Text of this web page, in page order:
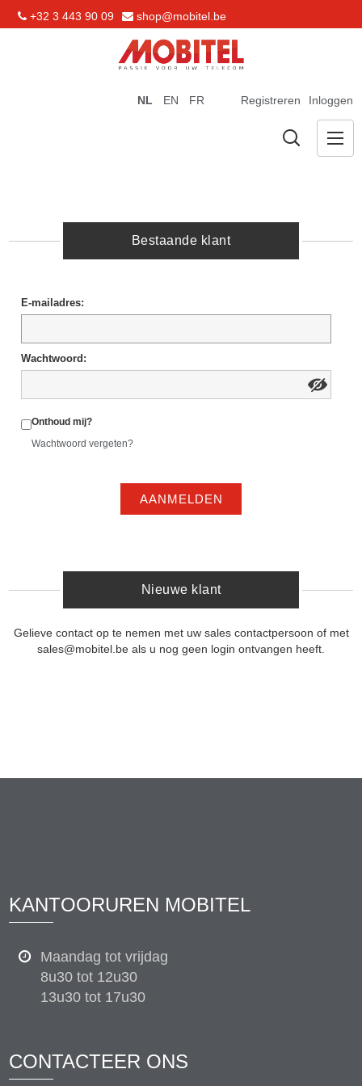
+32 3 443 90 09 shop@mobitel.be
Registreren Inloggen
NL EN FR
Bestaande klant
E-mailadres:
Wachtwoord:
Onthoud mij?
Wachtwoord vergeten?
AANMELDEN
Nieuwe klant
Gelieve contact op te nemen met uw sales contactpersoon of met
sales@mobitel.be als u nog geen login ontvangen heeft.
KANTOORUREN MOBITEL
Maandag tot vrijdag
8u30 tot 12u30
13u30 tot 17u30
CONTACTEER ONS